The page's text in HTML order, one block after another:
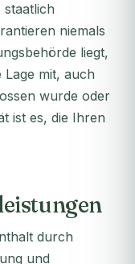
staatlich
niemals
liegt,
mit, auch
wurde oder
ist es, die Ihren
durch
und